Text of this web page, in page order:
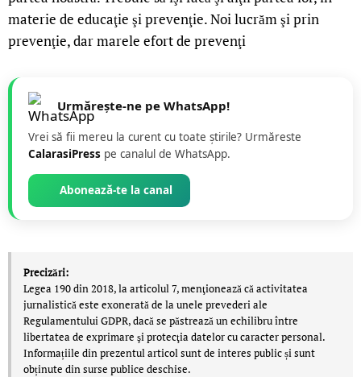
materie de educaţie şi prevenţie. Noi lucrăm şi prin
prevenţie, dar marele efort de prevenţi
Urmărește-ne pe WhatsApp!
Vrei să fii mereu la curent cu toate știrile? Urmăreste
CalarasiPress pe canalul de WhatsApp.
Abonează-te la canal
Precizări:
Legea 190 din 2018, la articolul 7, menţionează că activitatea
jurnalistică este exonerată de la unele prevederi ale
Regulamentului GDPR, dacă se păstrează un echilibru între
libertatea de exprimare şi protecţia datelor cu caracter personal.
Informațiile din prezentul articol sunt de interes public și sunt
obținute din surse publice deschise.